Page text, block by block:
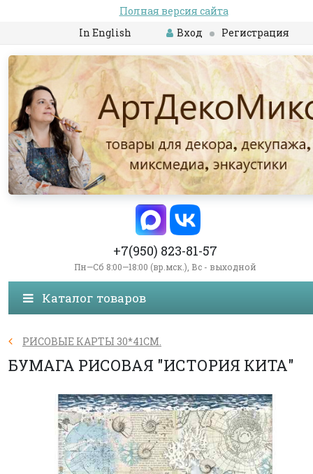
Полная версия сайта
In English
Вход Регистрация
+7(950) 823-81-57
Пн—Сб 8:00—18:00 (вр.мск.), Вс - выходной
Каталог товаров
РИСОВЫЕ КАРТЫ 30*41СМ.
БУМАГА РИСОВАЯ "ИСТОРИЯ КИТА"